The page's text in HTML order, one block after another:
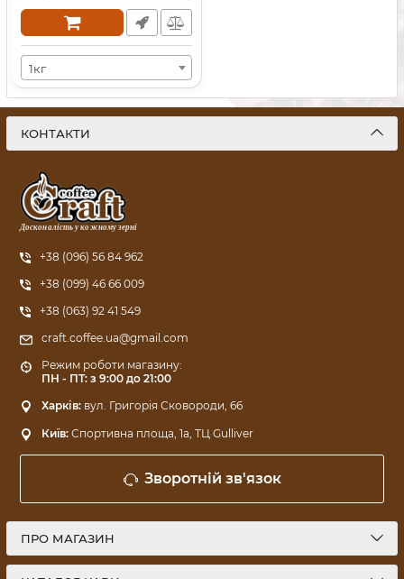
1кг
КОНТАКТИ
Досконалість у кожному зерні
+38 (096) 56 84 962
+38 (099) 46 66 009
+38 (063) 92 41 549
craft.coffee.ua@gmail.com
Режим роботи магазину:
ПН - ПТ: з 9:00 до 21:00
Харків: вул. Григорія Сковороди, 66
Київ: Спортивна площа, 1a, ТЦ Gulliver
Зворотній зв'язок
ПРО МАГАЗИН